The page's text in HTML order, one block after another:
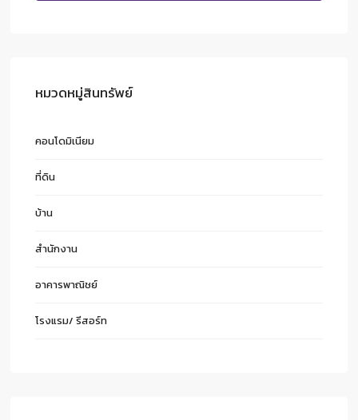
หมวดหมู่สินทรัพย์
คอนโดมิเนียม
ที่ดิน
บ้าน
สำนักงาน
อาคารพาณิชย์
โรงแรม/ รีสอร์ท